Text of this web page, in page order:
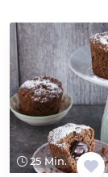
25 Min.